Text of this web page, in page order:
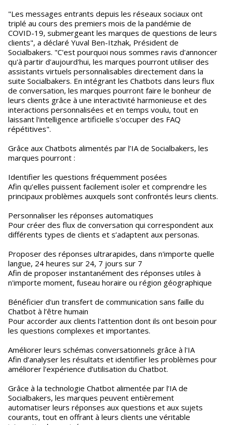
"Les messages entrants depuis les réseaux sociaux ont
triplé au cours des premiers mois de la pandémie de
COVID-19, submergeant les marques de questions de leurs
clients", a déclaré Yuval Ben-Itzhak, Président de
Socialbakers. "C'est pourquoi nous sommes ravis d'annoncer
qu'à partir d'aujourd'hui, les marques pourront utiliser des
assistants virtuels personnalisables directement dans la
suite Socialbakers. En intégrant les Chatbots dans leurs flux
de conversation, les marques pourront faire le bonheur de
leurs clients grâce à une interactivité harmonieuse et des
interactions personnalisées et en temps voulu, tout en
laissant l'intelligence artificielle s'occuper des FAQ
répétitives".
Grâce aux Chatbots alimentés par l’IA de Socialbakers, les
marques pourront :
Identifier les questions fréquemment posées
Afin qu’elles puissent facilement isoler et comprendre les
principaux problèmes auxquels sont confrontés leurs clients.
Personnaliser les réponses automatiques
Pour créer des flux de conversation qui correspondent aux
différents types de clients et s’adaptent aux personas.
Proposer des réponses ultrarapides, dans n'importe quelle
langue, 24 heures sur 24, 7 jours sur 7
Afin de proposer instantanément des réponses utiles à
n'importe moment, fuseau horaire ou région géographique
Bénéficier d'un transfert de communication sans faille du
Chatbot à l’être humain
Pour accorder aux clients l'attention dont ils ont besoin pour
les questions complexes et importantes.
Améliorer leurs schémas conversationnels grâce à l'IA
Afin d’analyser les résultats et identifier les problèmes pour
améliorer l'expérience d’utilisation du Chatbot.
Grâce à la technologie Chatbot alimentée par l’IA de
Socialbakers, les marques peuvent entièrement
automatiser leurs réponses aux questions et aux sujets
courants, tout en offrant à leurs clients une véritable